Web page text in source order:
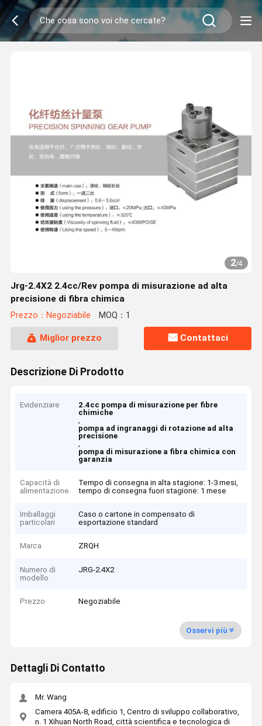
2/4
Jrg-2.4X2 2.4cc/Rev pompa di misurazione ad alta
precisione di fibra chimica
Prezzo：Negoziabile MOQ：1
Miglior prezzo Contattaci
Descrizione Di Prodotto
Evidenziare
2.4cc pompa di misurazione per fibre
chimiche
,
pompa ad ingranaggi di rotazione ad alta
precisione
,
pompa di misurazione a fibra chimica con
garanzia
Capacità di
alimentazione
Tempo di consegna in alta stagione: 1-3 mesi,
tempo di consegna fuori stagione: 1 mese
Imballaggi
particolari
Caso o cartone in compensato di
esportazione standard
Marca ZRQH
Numero di
modello
JRG-2.4X2
Prezzo Negoziabile
Osservi più
Dettagli Di Contatto
Mr. Wang
Camera 405A-8, edificio 1, Centro di sviluppo collaborativo,
n. 1 Xihuan North Road, città scientifica e tecnologica di